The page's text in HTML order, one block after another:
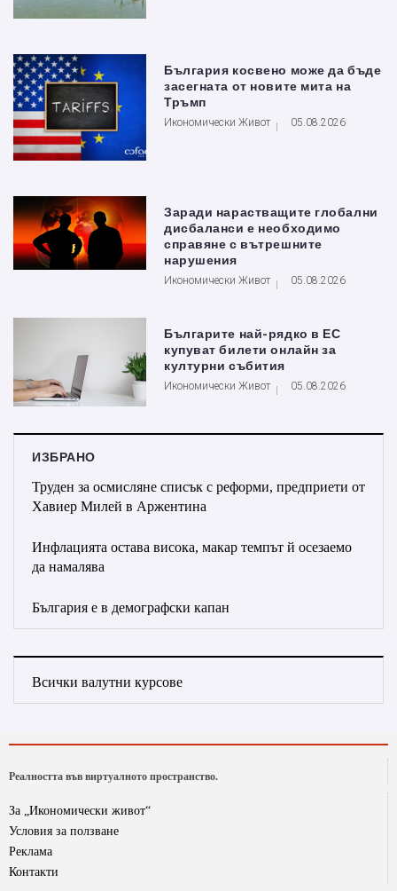
България косвено може да бъде
засегната от новите мита на
Тръмп
Икономически Живот 05.08.2026
Заради нарастващите глобални
дисбаланси е необходимо
справяне с вътрешните
нарушения
Икономически Живот 05.08.2026
Българите най-рядко в ЕС
купуват билети онлайн за
културни събития
Икономически Живот 05.08.2026
ИЗБРАНО
Труден за осмисляне списък с реформи, предприети от
Хавиер Милей в Аржентина
Инфлацията остава висока, макар темпът й осезаемо
да намалява
България е в демографски капан
Всички валутни курсове
Реалността във виртуалното пространство.
За „Икономически живот“
Условия за ползване
Реклама
Контакти